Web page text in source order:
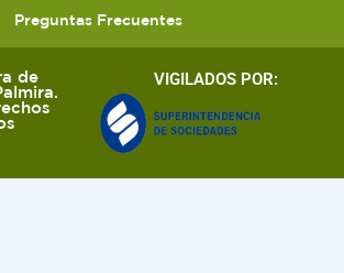
Preguntas Frecuentes
de
VIGILADOS POR: